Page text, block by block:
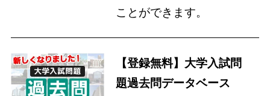
ことができます。
【登録無料】大学入試問
題過去問データベース